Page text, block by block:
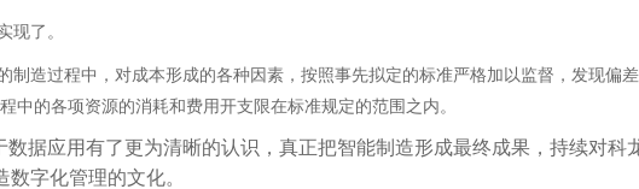
现了。
制造过程中，对成本形成的各种因素，按照事先拟定的标准严格加以监督，发现偏
中的各项资源的消耗和费用开支限在标准规定的范围之内。
据应用有了更为清晰的认识，真正把智能制造形成最终成果，持续对科
字化管理的文化。